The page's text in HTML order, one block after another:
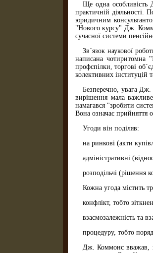
Ще одна особливість
практичній
юридичним
"Нового курсу" Дж.
сучасної системи
Зв´язок наукової
написана чотиритомна
профспілки, торгові
колективних інституцій
Безперечно, увага Дж.
вирішення мала
намагався "зробити
Вона означає прийняття
Угоди він поділяв:
на ринкові (акти
адміністративні
розподільчі (рішення
Кожна угода містить
конфлікт, тобто
взаємозалежність та
процедуру, тобто
Дж. Коммонс вважав,